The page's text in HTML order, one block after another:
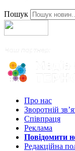
Пошук
Про нас
Зворотній
Співпраця
Реклама
Повідомити
Редакційна